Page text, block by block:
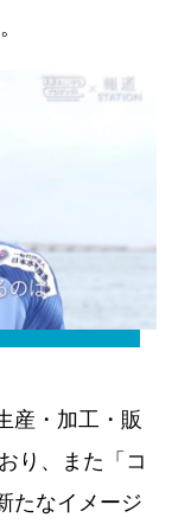
産・加工・販
り、また「コ
たなイメージ